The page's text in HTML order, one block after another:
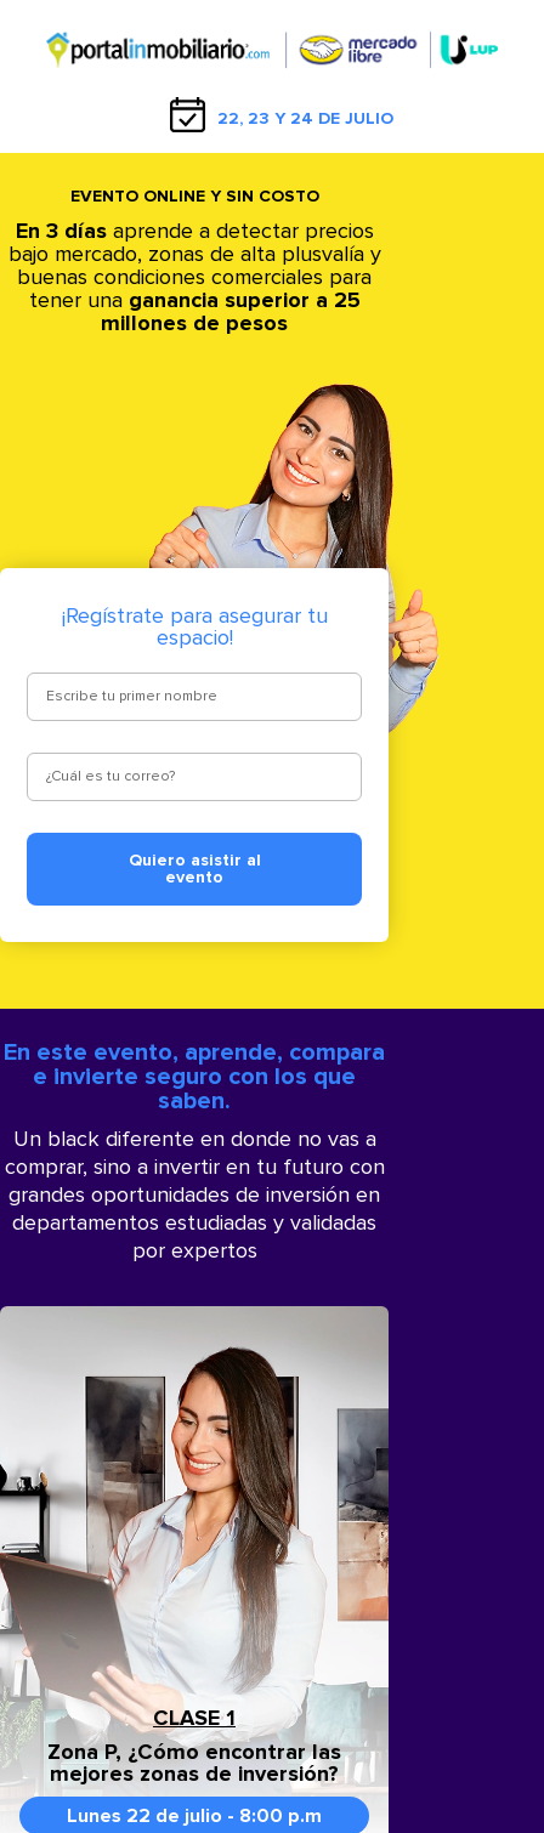
22, 23 Y 24 DE JULIO
EVENTO ONLINE Y SIN COSTO
En 3 díasaprende a detectar precios
bajo mercado, zonas de alta plusvalía y
buenas condiciones comerciales para
tener una ganancia superior a 25
millones de pesos
¡Regístrate para asegurar tu
espacio!
Quiero asistir al
evento
En este evento, aprende, compara
e invierte seguro con los que
saben.
Un black diferente en donde no vas a
comprar, sino a invertir en tu futuro con
grandes oportunidades de inversión en
departamentos estudiadas y validadas
por expertos
CLASE 1
Zona P, ¿Cómo encontrar las
mejores zonas de inversión?
Lunes 22 de julio - 8:00 p.m